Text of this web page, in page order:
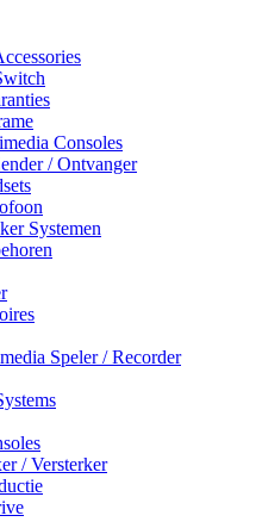
Consoles
/ Ontvanger
Systemen
Speler / Recorder
/ Versterker